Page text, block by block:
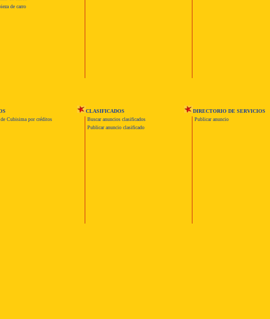
de carro
Cubisima por créditos
CLASIFICADOS
Buscar anuncios clasificados
Publicar anuncio clasificado
DIRECTORIO DE SERVICIOS
Publicar anuncio